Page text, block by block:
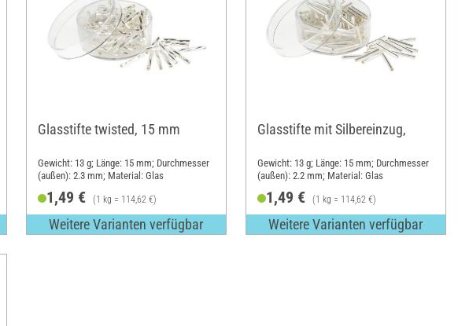
Glasstifte twisted, 15 mm
Gewicht: 13 g; Länge: 15 mm; Durchmesser
(außen): 2.3 mm; Material: Glas
1,49 € (1 kg = 114,62 €)
Weitere Varianten verfügbar
Glasstifte mit Silbereinzug,
Gewicht: 13 g; Länge: 15 mm; Durchmesser
(außen): 2.2 mm; Material: Glas
1,49 € (1 kg = 114,62 €)
Weitere Varianten verfügbar